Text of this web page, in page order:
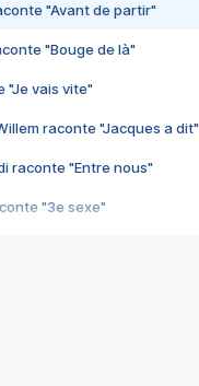
"Avant de partir"
"Bouge de là"
"Je vais vite"
raconte "Jacques a dit"
raconte "Entre nous"
"3e sexe"